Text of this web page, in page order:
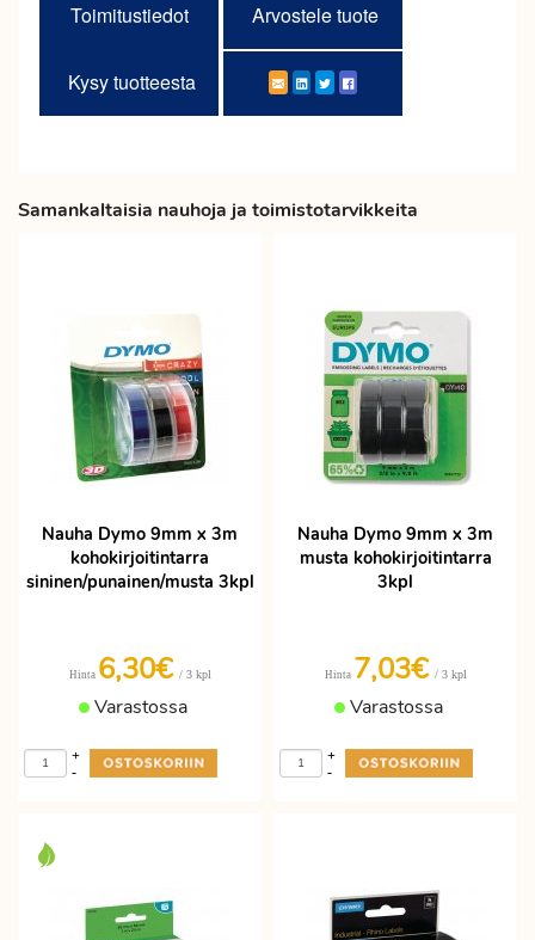
Toimitustiedot Arvostele tuote
Kysy tuotteesta
Samankaltaisia nauhoja ja toimistotarvikkeita
Nauha Dymo 9mm x 3m
kohokirjoitintarra
sininen/punainen/musta 3kpl
Hinta 6,30€ / 3 kpl
Varastossa
-
+
Nauha Dymo 9mm x 3m
musta kohokirjoitintarra
3kpl
Hinta 7,03€ / 3 kpl
Varastossa
-
+